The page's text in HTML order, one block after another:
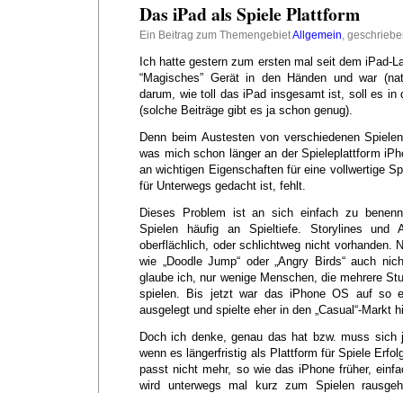
Das iPad als Spiele Plattform
Ein Beitrag zum ThemengebietAllgemein,
Ich hatte gestern zum ersten mal seit dem iPad-
“Magisches” Gerät in den Händen und war
darum, wie toll das iPad insgesamt ist, soll es in
(solche Beiträge gibt es ja schon genug).
Denn beim Austesten von verschiedenen
was mich schon länger an der Spieleplattform
an wichtigen Eigenschaften für eine vollwertige
für Unterwegs gedacht ist, fehlt.
Dieses Problem ist an sich einfach zu
Spielen häufig an Spieltiefe. Storylines und
oberflächlich, oder schlichtweg nicht vorhanden.
wie „Doodle Jump“ oder „Angry Birds“ auch
glaube ich, nur wenige Menschen, die mehrere
spielen. Bis jetzt war das iPhone OS auf so
ausgelegt und spielte eher in den „Casual“-Markt
Doch ich denke, genau das hat bzw. muss
wenn es längerfristig als Plattform für Spiele
passt nicht mehr, so wie das iPhone früher,
wird unterwegs mal kurz zum Spielen